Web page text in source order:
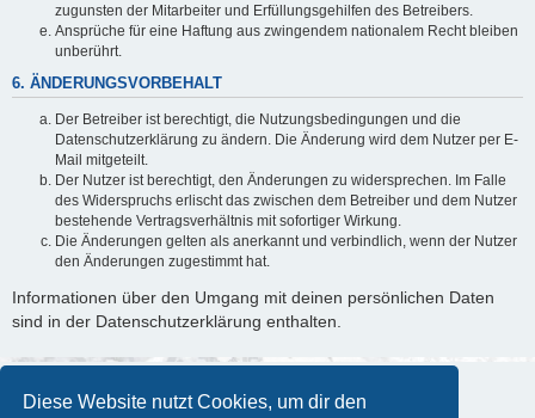
Diese Website nutzt Cookies, um dir den
zugunsten der Mitarbeiter und Erfüllungsgehilfen des Betreibers.
Ansprüche für eine Haftung aus zwingendem nationalem Recht bleiben
unberührt.
6. ÄNDERUNGSVORBEHALT
Der Betreiber ist berechtigt, die Nutzungsbedingungen und die
Datenschutzerklärung zu ändern. Die Änderung wird dem Nutzer per E-
Mail mitgeteilt.
Der Nutzer ist berechtigt, den Änderungen zu widersprechen. Im Falle
des Widerspruchs erlischt das zwischen dem Betreiber und dem Nutzer
bestehende Vertragsverhältnis mit sofortiger Wirkung.
Die Änderungen gelten als anerkannt und verbindlich, wenn der Nutzer
den Änderungen zugestimmt hat.
Informationen über den Umgang mit deinen persönlichen Daten
sind in der Datenschutzerklärung enthalten.